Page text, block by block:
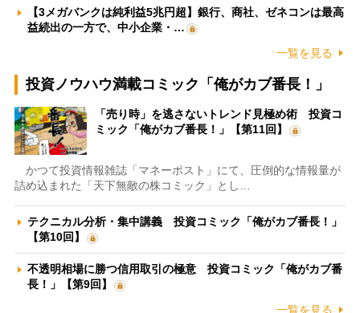
【3メガバンクは純利益5兆円超】銀行、商社、ゼネコンは最高
益続出の一方で、中小企業・…
一覧を見る
投資ノウハウ満載コミック「俺がカブ番長！」
「売り時」を逃さないトレンド見極め術 投資コ
ミック「俺がカブ番長！」【第11回】
かつて投資情報雑誌「マネーポスト」にて、圧倒的な情報量が
詰め込まれた「天下無敵の株コミック」とし…
テクニカル分析・集中講義 投資コミック「俺がカブ番長！」
【第10回】
不透明相場に勝つ信用取引の極意 投資コミック「俺がカブ番
長！」【第9回】
一覧を見る